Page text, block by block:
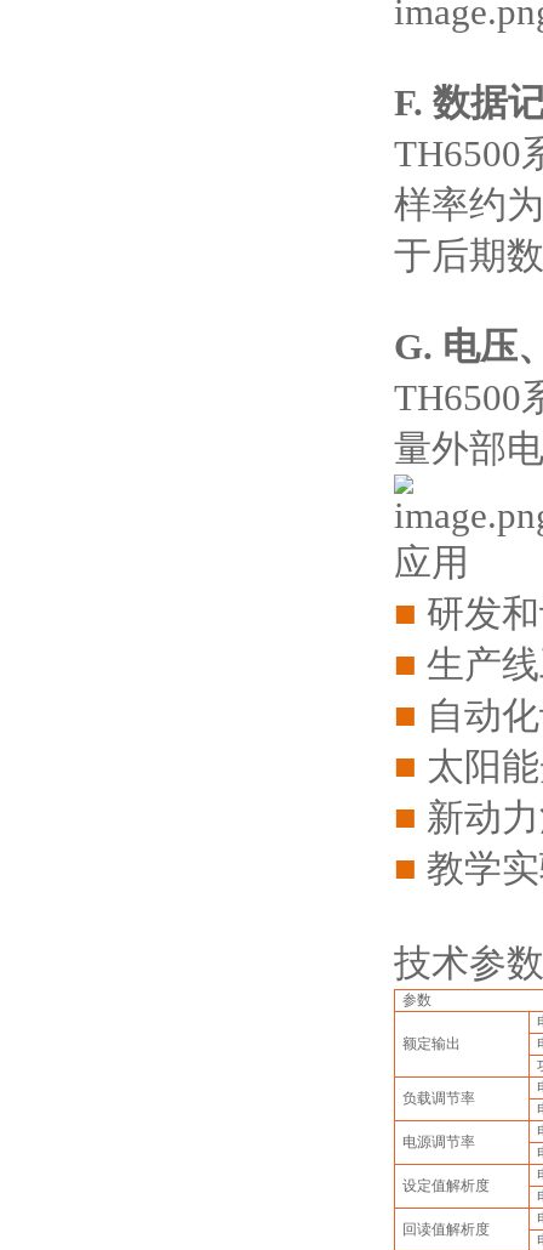
F. 数据
TH6500
样率约
于后期
G. 电压
TH6500
量外部
应用
■ 研发
■ 生产
■ 自动
■ 太阳
■ 新动
■ 教学
技术参数
参数
额定输出
负载调节率
电源调节率
设定值解析度
回读值解析度